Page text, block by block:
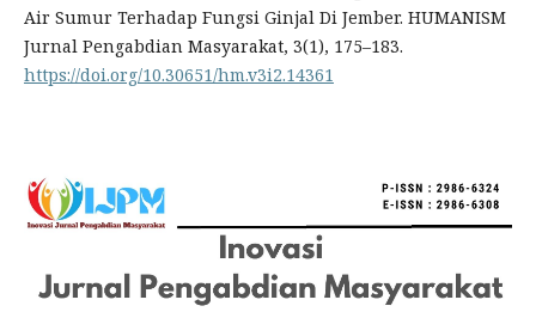
Air Sumur Terhadap Fungsi Ginjal Di Jember. HUMANISM
Jurnal Pengabdian Masyarakat, 3(1), 175–183.
https://doi.org/10.30651/hm.v3i2.14361